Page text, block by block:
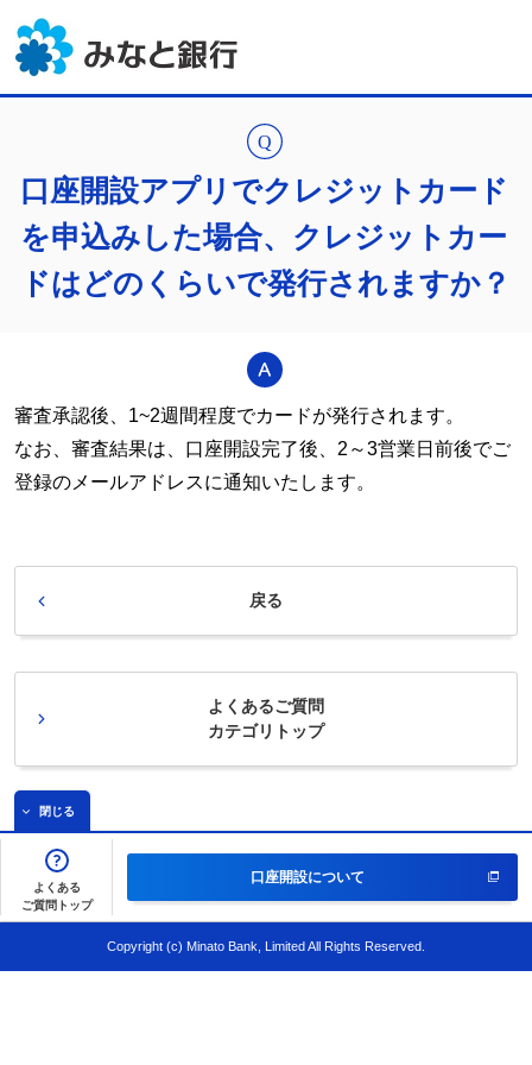
口座開設アプリでクレジットカード
を申込みした場合、クレジットカー
ドはどのくらいで発行されますか？
審査承認後、1~2週間程度でカードが発行されます。
なお、審査結果は、口座開設完了後、2～3営業日前後でご
登録のメールアドレスに通知いたします。
戻る
よくあるご質問
カテゴリトップ
閉じる
よくある
ご質問トップ
口座開設について
Copyright (c) Minato Bank, Limited All Rights Reserved.